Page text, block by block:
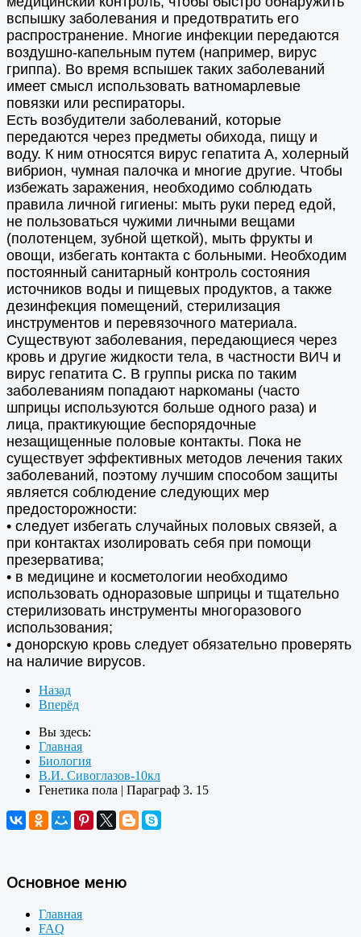
вспышку заболевания и предотвратить его
распространение. Многие инфекции передаются
воздушно-капельным путем (например, вирус
гриппа). Во время вспышек таких заболеваний
имеет смысл использовать ватномарлевые
повязки или респираторы.
Есть возбудители заболеваний, которые
передаются через предметы обихода, пищу и
воду. К ним относятся вирус гепатита А, холерный
вибрион, чумная палочка и многие другие. Чтобы
избежать заражения, необходимо соблюдать
правила личной гигиены: мыть руки перед едой,
не пользоваться чужими личными вещами
(полотенцем, зубной щеткой), мыть фрукты и
овощи, избегать контакта с больными. Необходим
постоянный санитарный контроль состояния
источников воды и пищевых продуктов, а также
дезинфекция помещений, стерилизация
инструментов и перевязочного материала.
Существуют заболевания, передающиеся через
кровь и другие жидкости тела, в частности ВИЧ и
вирус гепатита С. В группы риска по таким
заболеваниям попадают наркоманы (часто
шприцы используются больше одного раза) и
лица, практикующие беспорядочные
незащищенные половые контакты. Пока не
существует эффективных методов лечения таких
заболеваний, поэтому лучшим способом защиты
является соблюдение следующих мер
предосторожности:
• следует избегать случайных половых связей, а
при контактах изолировать себя при помощи
презерватива;
• в медицине и косметологии необходимо
использовать одноразовые шприцы и тщательно
стерилизовать инструменты многоразового
использования;
• донорскую кровь следует обязательно проверять
на наличие вирусов.
Назад
Вперёд
Вы здесь:
Главная
Биология
В.И. Сивоглазов-10кл
Генетика пола | Параграф 3. 15
Основное меню
Главная
FAQ